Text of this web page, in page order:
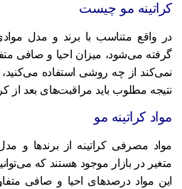
مو چیست
واقع متناسب با برند و مدل
می‌شود، میزان احیا و صافی
از چه روشی استفاده می‌کنید،
مطلوب باید مراقبت‌های بعد از
کراتینه مو
مصرفی کراتینه از برندها و
در بازار موجود هستند که می‌توانید
مواد درصدهای احیا و صافی